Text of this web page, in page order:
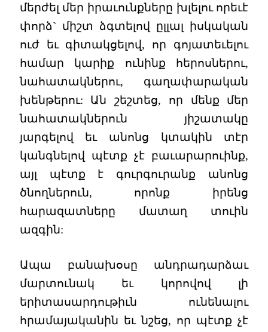
մերժել մեր իրաւունքները խլելու որեւէ
փորձ` միշտ ձգտելով ըլլալ իսկական
ուժ եւ գիտակցելով, որ գոյատեւելու
համար կարիք ունինք հերոսներու,
նահատակներու, գաղափարական
խենթերու: Ան շեշտեց, որ մենք մեր
նահատակներուն յիշատակը
յարգելով եւ անոնց կտակին տէր
կանգնելով պէտք չէ բաւարարուինք,
այլ պէտք է գուրգուրանք անոնց
ծնողներուն, որոնք իրենց
հարազատները մատաղ տուին
ազգին:
Ապա բանախօսը անդրադարձաւ
մարտունակ եւ կորովով լի
երիտասարդութիւն ունենալու
հրամայականին եւ նշեց, որ պէտք չէ